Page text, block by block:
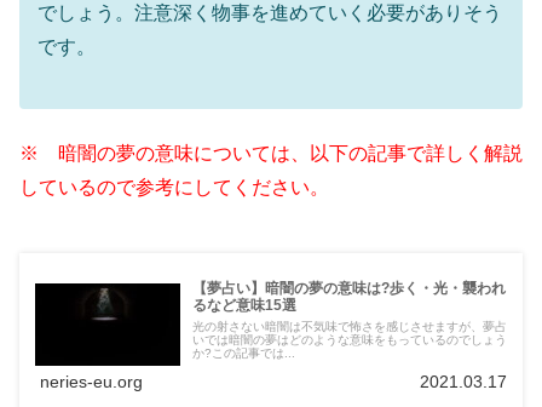
でしょう。注意深く物事を進めていく必要がありそう
です。
※ 暗闇の夢の意味については、以下の記事で詳しく解説
しているので参考にしてください。
【夢占い】暗闇の夢の意味は?歩く・光・襲われ
るなど意味15選
光の射さない暗闇は不気味で怖さを感じさせますが、夢占
いでは暗闇の夢はどのような意味をもっているのでしょう
か?この記事では...
neries-eu.org 2021.03.17